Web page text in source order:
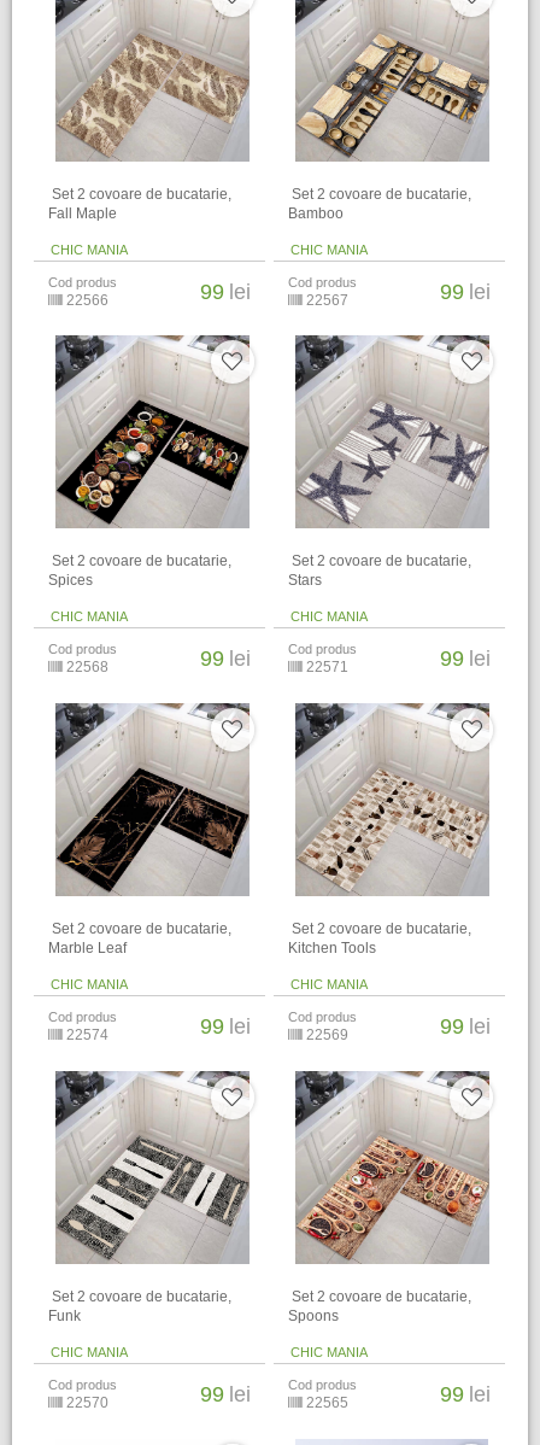
​ Set 2 covoare de bucatarie,
Fall Maple
CHIC MANIA
Cod produs
22566 99 lei
​ Set 2 covoare de bucatarie,
Bamboo
CHIC MANIA
Cod produs
22567 99 lei
​ Set 2 covoare de bucatarie,
Spices
CHIC MANIA
Cod produs
22568 99 lei
​ Set 2 covoare de bucatarie,
Stars
CHIC MANIA
Cod produs
22571 99 lei
​ Set 2 covoare de bucatarie,
Marble Leaf
CHIC MANIA
Cod produs
22574 99 lei
​ Set 2 covoare de bucatarie,
Kitchen Tools
CHIC MANIA
Cod produs
22569 99 lei
​ Set 2 covoare de bucatarie,
Funk
CHIC MANIA
Cod produs
22570 99 lei
​ Set 2 covoare de bucatarie,
Spoons
CHIC MANIA
Cod produs
22565 99 lei